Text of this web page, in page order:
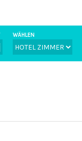
WÄHLEN